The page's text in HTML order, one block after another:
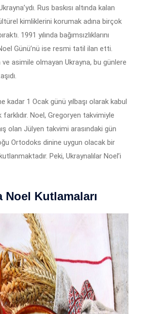
Rus baskısı altında kalan
kimliklerini korumak adına birçok
1991 yılında bağımsızlıklarını
Günü’nü ise resmi tatil ilan etti.
asimile olmayan Ukrayna, bu günlere
kadar 1 Ocak günü yılbaşı olarak kabul
Noel, Gregoryen takvimiyle
olan Jülyen takvimi arasındaki gün
Ortodoks dinine uygun olacak bir
Peki, Ukraynalılar Noel’i
Noel Kutlamaları